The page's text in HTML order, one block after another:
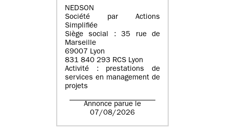
NEDSON
Société par Actions
Simplifiée
Siège social : 35 rue de
Marseille
69007 Lyon
831 840 293 RCS Lyon
Activité : prestations de
services en management de
projets
Annonce parue le
07/08/2026